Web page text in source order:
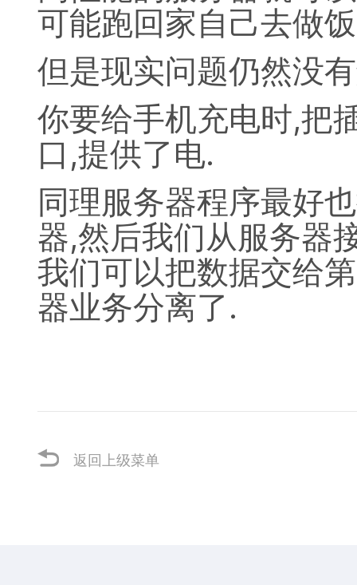
可能跑回家自己去做
但是现实问题仍然没
你要给手机充电时,把
口,提供了电.
同理服务器程序最好
器,然后我们从服务器
我们可以把数据交给
器业务分离了.
返回上级菜单